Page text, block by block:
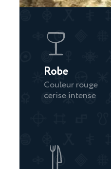
Robe
Couleur rouge
cerise intense